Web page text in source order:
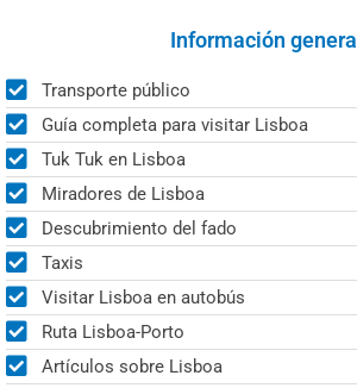
Información general
Transporte público
Guía completa para visitar Lisboa
Tuk Tuk en Lisboa
Miradores de Lisboa
Descubrimiento del fado
Taxis
Visitar Lisboa en autobús
Ruta Lisboa-Porto
Artículos sobre Lisboa